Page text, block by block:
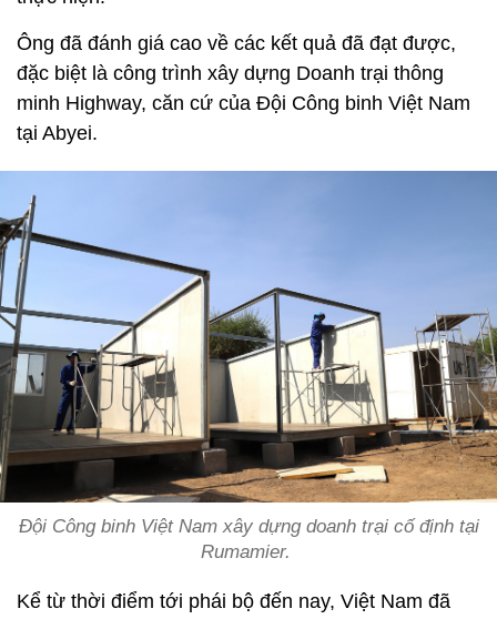
Ông đã đánh giá cao về các kết quả đã đạt được,
đặc biệt là công trình xây dựng Doanh trại thông
minh Highway, căn cứ của Đội Công binh Việt Nam
tại Abyei.
Đội Công binh Việt Nam xây dựng doanh trại cố định tại
Rumamier.
Kể từ thời điểm tới phái bộ đến nay, Việt Nam đã